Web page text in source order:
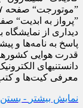
”موتورجت“ صفحه ۶۷
”پرواز به ابدیت“
دیداری از نمایشگاه
پاسخ به نامه‌ها و
قدرت هوایی
دانستنیهای
معرفی کیت‌ها و کتب
نمایش بیشتر - بستن